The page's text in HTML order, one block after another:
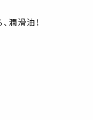
潤滑油！